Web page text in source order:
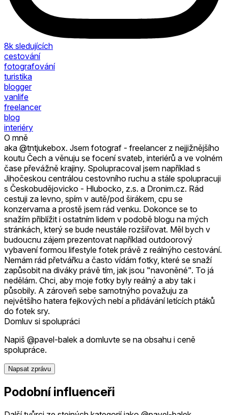
8k sledujících
cestování
fotografování
turistika
blogger
vanlife
freelancer
blog
interiéry
O mně
aka @tntjukebox. Jsem fotograf - freelancer z nejjižnějšího
koutu Čech a věnuju se focení svateb, interiérů a ve volném
čase převážně krajiny. Spolupracoval jsem například s
Jihočeskou centrálou cestovního ruchu a stále spolupracuji
s Českobudějovicko - Hlubocko, z.s. a Dronim.cz. Rád
cestuji za levno, spím v autě/pod širákem, cpu se
konzervama a prostě jsem rád venku. Dokonce se to
snažím přiblížit i ostatním lidem v podobě blogu na mých
stránkách, který se bude neustále rozšiřovat. Měl bych v
budoucnu zájem prezentovat například outdoorový
vybavení formou lifestyle fotek právě z reálnýho cestování.
Nemám rád přetvářku a často vídám fotky, které se snaží
zapůsobit na diváky právě tím, jak jsou "navoněné". To já
nedělám. Chci, aby moje fotky byly reálný a aby tak i
působily. A zároveň sebe samotnýho považuju za
největšího hatera fejkových nebí a přidávání letících ptáků
do fotek sry.
Domluv si spolupráci
Napiš @pavel-balek a domluvte se na obsahu i ceně
spolupráce.
Napsat zprávu
Podobní influenceři